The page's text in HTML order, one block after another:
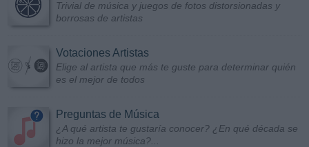
Trivial de música y juegos de fotos distorsionadas y
borrosas de artistas
Votaciones Artistas
Elige al artista que más te guste para determinar quién
es el mejor de todos
Preguntas de Música
¿A qué artista te gustaría conocer? ¿En qué década se
hizo la mejor música?...